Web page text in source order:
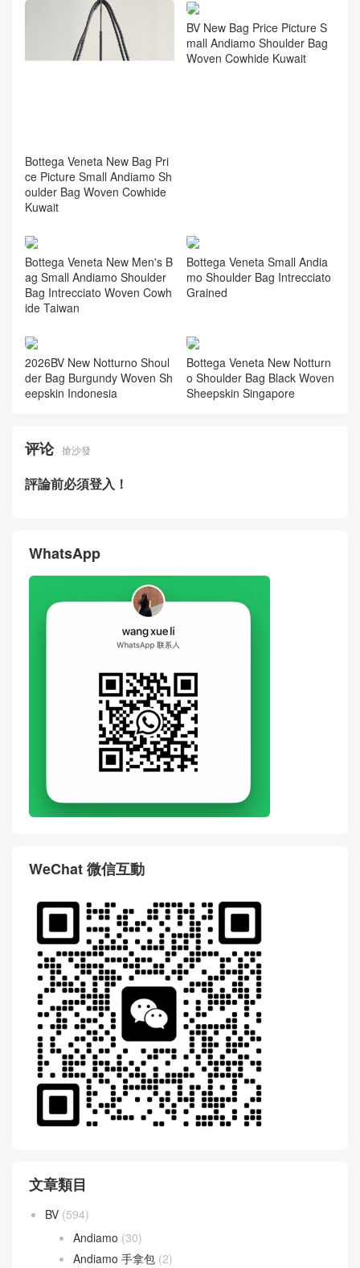
Bottega Veneta New Bag Pri
ce Picture Small Andiamo Sh
oulder Bag Woven Cowhide
Kuwait
BV New Bag Price Picture S
mall Andiamo Shoulder Bag
Woven Cowhide Kuwait
Bottega Veneta New Men's B
ag Small Andiamo Shoulder
Bag Intrecciato Woven Cowh
ide Taiwan
Bottega Veneta Small Andia
mo Shoulder Bag Intrecciato
Grained
2026BV New Notturno Shoul
der Bag Burgundy Woven Sh
eepskin Indonesia
Bottega Veneta New Notturn
o Shoulder Bag Black Woven
Sheepskin Singapore
评论 搶沙發
評論前必須登入！
WhatsApp
WeChat 微信互動
文章類目
BV (594)
Andiamo (30)
Andiamo 手拿包 (2)